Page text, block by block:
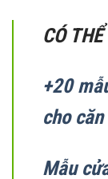
CÓ
+20
cho
Mẫu